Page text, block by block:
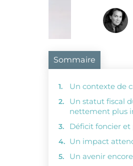
Sommaire
Un contexte de
Un statut fiscal
nettement plus
Déficit foncier
Un impact
Un avenir